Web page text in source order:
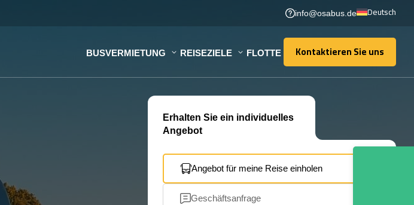
info@osabus.de Deutsch
BUSVERMIETUNG REISEZIELE FLOTTE Kontaktieren Sie uns
Kontaktieren Sie uns
Erhalten Sie ein individuelles
Angebot
Angebot für meine Reise einholen
Geschäftsanfrage